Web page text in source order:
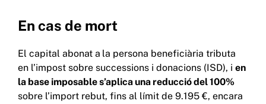
En cas de mort
El capital abonat a la persona beneficiària tributa
en l’impost sobre successions i donacions (ISD), i en
la base imposable s’aplica una reducció del 100%
sobre l’import rebut, fins al límit de 9.195 €, encara